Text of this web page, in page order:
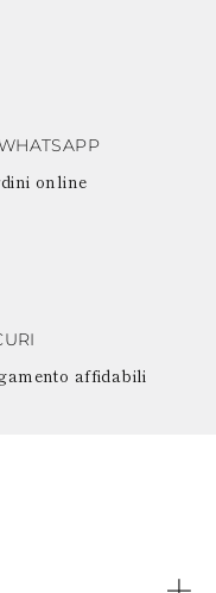
online
affidabili